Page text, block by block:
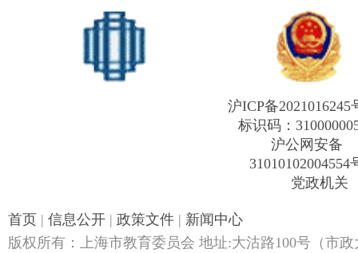
沪ICP备2021016245
标识码：
沪公网安备
31010102004554
党政机关
首页 | 信息公开 | 政策文件 | 新闻中心
版权所有：上海市教育委员会 地址:大沽路100号（市